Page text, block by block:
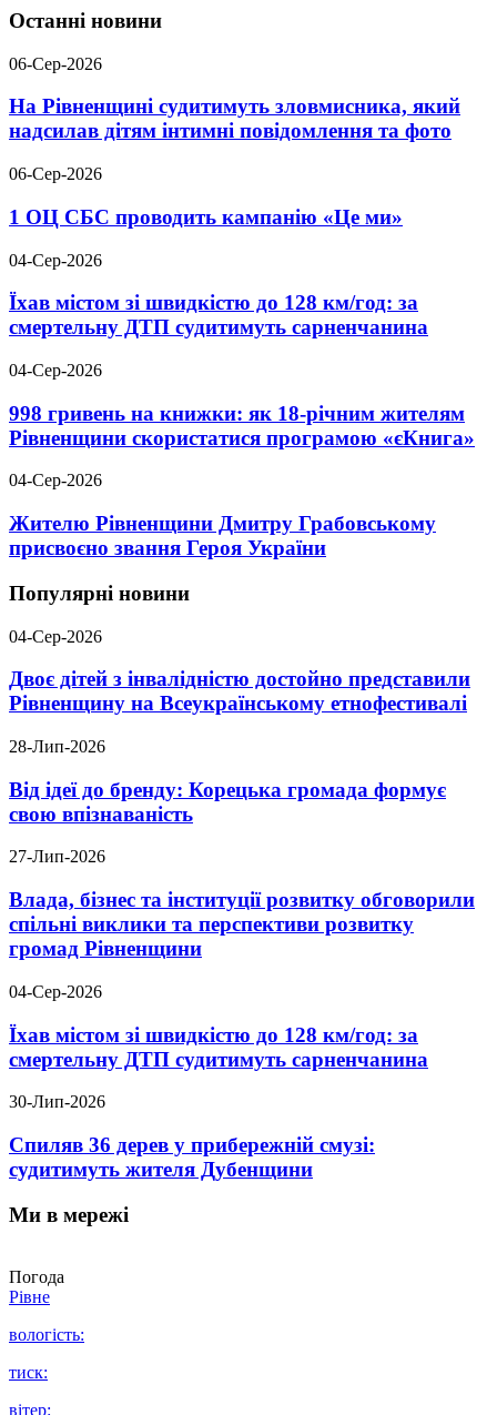
Останні новини
06-Сер-2026
На Рівненщині судитимуть зловмисника, який
надсилав дітям інтимні повідомлення та фото
06-Сер-2026
1 ОЦ СБС проводить кампанію «Це ми»
04-Сер-2026
Їхав містом зі швидкістю до 128 км/год: за
смертельну ДТП судитимуть сарненчанина
04-Сер-2026
998 гривень на книжки: як 18-річним жителям
Рівненщини скористатися програмою «єКнига»
04-Сер-2026
Жителю Рівненщини Дмитру Грабовському
присвоєно звання Героя України
Популярні новини
04-Сер-2026
Двоє дітей з інвалідністю достойно представили
Рівненщину на Всеукраїнському етнофестивалі
28-Лип-2026
Від ідеї до бренду: Корецька громада формує
свою впізнаваність
27-Лип-2026
Влада, бізнес та інституції розвитку обговорили
спільні виклики та перспективи розвитку
громад Рівненщини
04-Сер-2026
Їхав містом зі швидкістю до 128 км/год: за
смертельну ДТП судитимуть сарненчанина
30-Лип-2026
Спиляв 36 дерев у прибережній смузі:
судитимуть жителя Дубенщини
Ми в мережі
Погода
Рівне
вологість:
тиск:
вітер: